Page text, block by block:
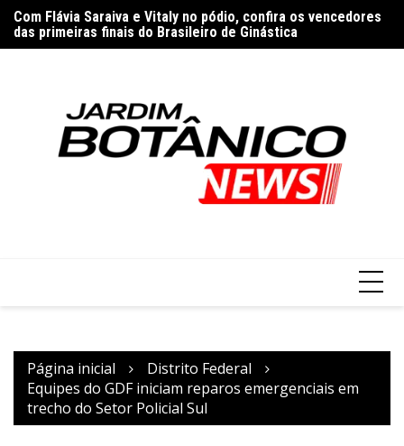
para
o
Com Flávia Saraiva e Vitaly no pódio, confira os vencedores
das primeiras finais do Brasileiro de Ginástica
Página inicial
Distrito Federal
Equipes do GDF iniciam reparos emergenciais em
trecho do Setor Policial Sul